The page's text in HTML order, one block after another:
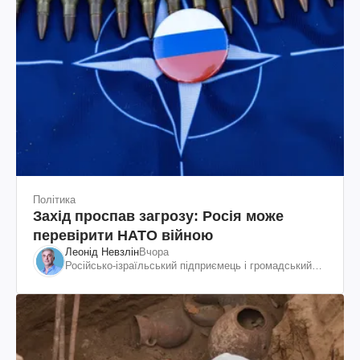
Політика
Захід проспав загрозу: Росія може
перевірити НАТО війною
Леонід НевзлінВчора
Російсько-ізраїльський підприємець і громадський